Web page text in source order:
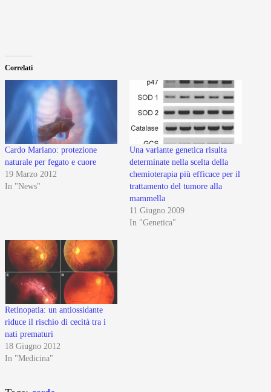
Correlati
Cardo Mariano: protezione
naturale per fegato e cuore
19 Marzo 2012
In "News"
Una variante genetica risulta
determinate nella scelta della
chemioterapia più efficace per il
trattamento del tumore alla
mammella
11 Giugno 2009
In "Genetica"
Retinopatia: un antiossidante
riduce il rischio di cecità tra i
nati prematuri
18 Giugno 2012
In "Medicina"